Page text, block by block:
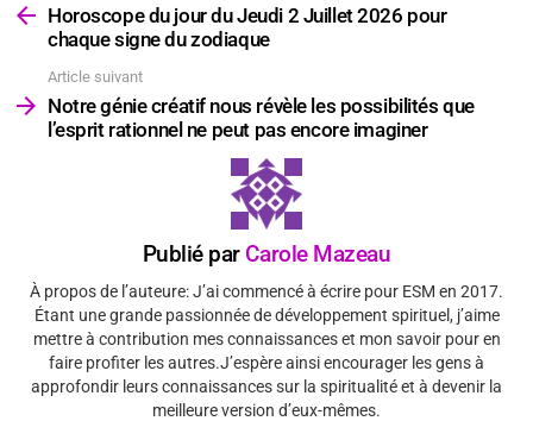
plus
Horoscope du jour du Jeudi 2 Juillet 2026 pour
chaque signe du zodiaque
Article suivant
Notre génie créatif nous révèle les possibilités que
l’esprit rationnel ne peut pas encore imaginer
Publié par Carole Mazeau
À propos de l’auteure: J’ai commencé à écrire pour ESM en 2017.
Étant une grande passionnée de développement spirituel, j’aime
mettre à contribution mes connaissances et mon savoir pour en
faire profiter les autres.J’espère ainsi encourager les gens à
approfondir leurs connaissances sur la spiritualité et à devenir la
meilleure version d’eux-mêmes.